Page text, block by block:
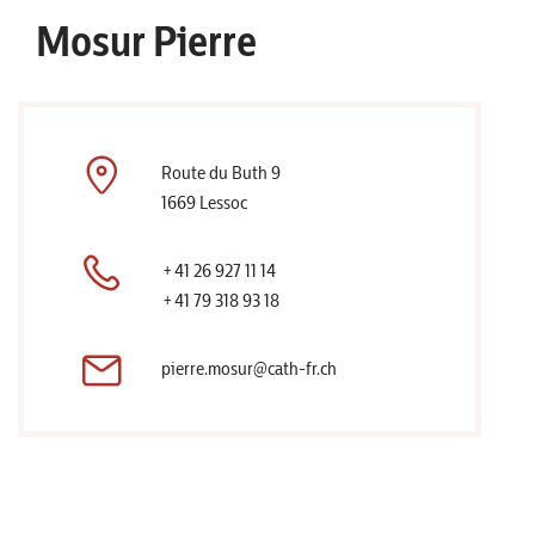
Mosur Pierre
Route du Buth 9
1669 Lessoc
+41 26 927 11 14
+41 79 318 93 18
pierre.mosur@cath-fr.ch